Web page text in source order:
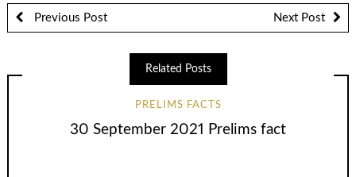
Previous Post Next Post
Related Posts
PRELIMS FACTS
30 September 2021 Prelims fact